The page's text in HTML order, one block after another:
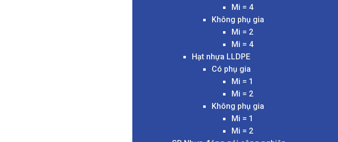
Mi = 4
Không phụ gia
Mi = 2
Mi = 4
Hạt nhựa LLDPE
Có phụ gia
Mi = 1
Mi = 2
Không phụ gia
Mi = 1
Mi = 2